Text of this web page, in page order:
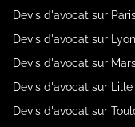
Devis d'avocat sur
Devis d'avocat sur
Devis d'avocat sur
Devis d'avocat sur
Devis d'avocat sur